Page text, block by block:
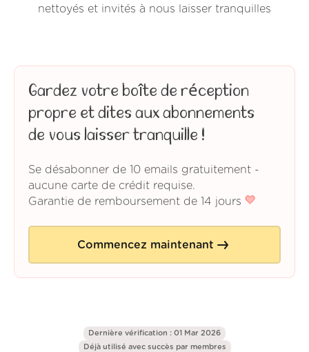
nettoyés et invités à nous laisser tranquilles
Gardez votre boîte de réception
propre et dites aux abonnements
de vous laisser tranquille !
Se désabonner de 10 emails gratuitement -
aucune carte de crédit requise.
Garantie de remboursement de 14 jours
Commencez maintenant
Dernière vérification : 01 Mar 2026
Déjà utilisé avec succès par membres